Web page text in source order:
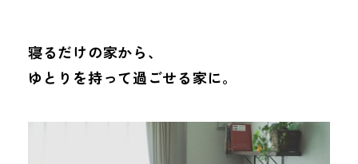
寝るだけの家から、
ゆとりを持って過ごせる家に。